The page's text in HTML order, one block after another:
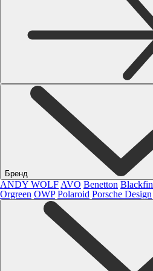
Бренд
ANDY WOLF AVO Benetton Blackfin
Orgreen OWP Polaroid Porsche Design